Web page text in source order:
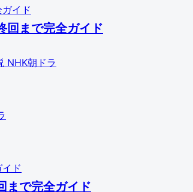
回まで完全ガイド
NHK朝ドラ
まで完全ガイド